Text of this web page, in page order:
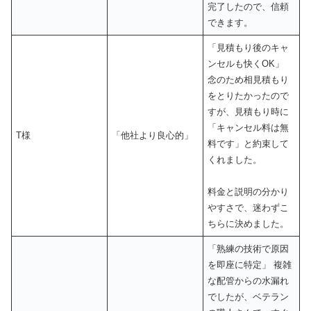
完了したので、信頼
できます。
T様 「他社より良心的」
「見積もり後のキャ
ンセルも快くOK」
念のため相見積もり
をとりたかったので
すが、見積もり時に
「キャンセル料は無
料です」と約束して
くれました。
料金と説明の分かり
やすさで、迷わずこ
ちらに決めました。
「熟練の技術で原因
を即座に特定」 複雑
な配管からの水漏れ
でしたが、ベテラン